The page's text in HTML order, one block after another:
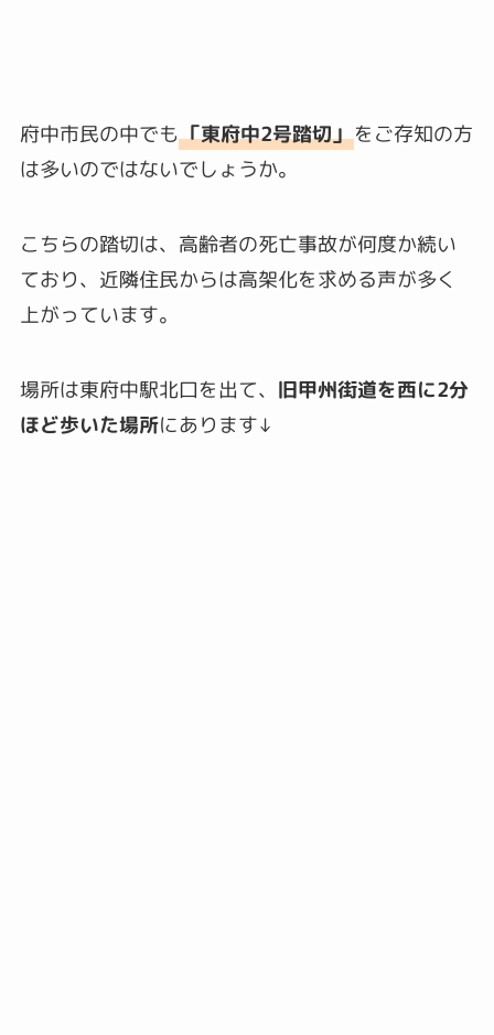
府中市民の中でも「東府中2号踏切」をご存知の方
は多いのではないでしょうか。
こちらの踏切は、高齢者の死亡事故が何度か続い
ており、近隣住民からは高架化を求める声が多く
上がっています。
場所は東府中駅北口を出て、 旧甲州街道を西に2分
ほど歩いた場所にあります↓